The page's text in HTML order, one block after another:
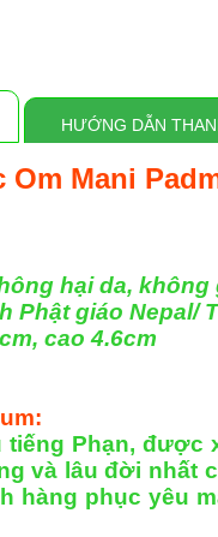
HƯỚNG DẪN
Om Mani
hại da, không
Phật giáo Nepal/
cao 4.6cm
Phạn, được
và lâu đời nhất
hàng phục yêu